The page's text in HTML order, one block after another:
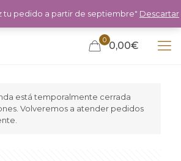
0 0,00€
está temporalmente cerrada
Volveremos a atender pedidos
tu pedido a partir de septiembre" Descartar